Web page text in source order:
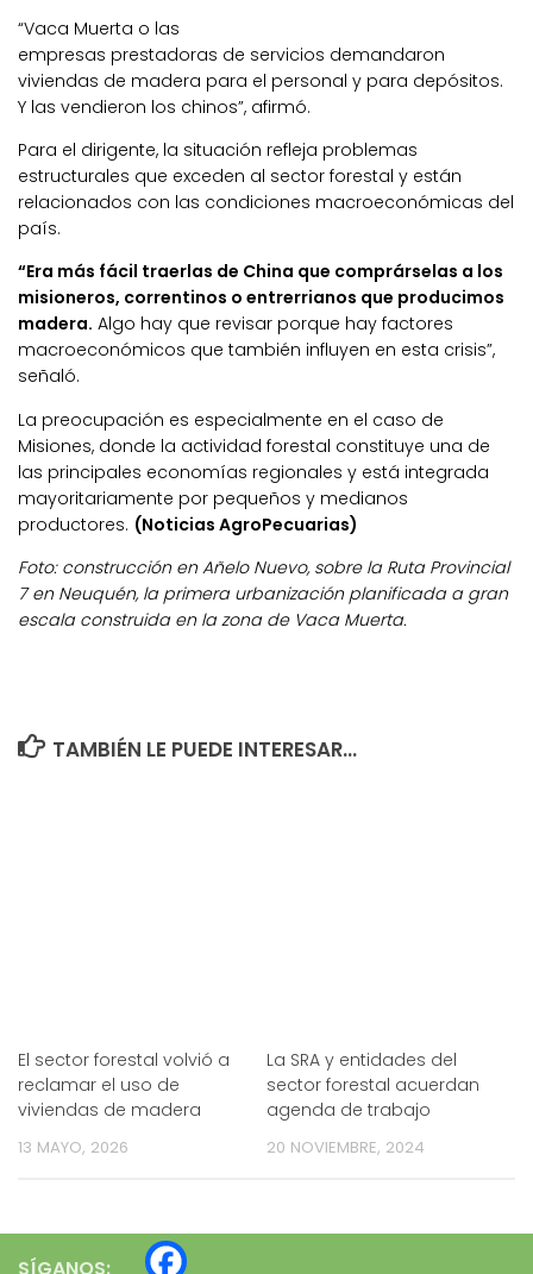
“Vaca Muerta o las
empresas prestadoras de servicios demandaron
viviendas de madera para el personal y para depósitos.
Y las vendieron los chinos”, afirmó.
Para el dirigente, la situación refleja problemas
estructurales que exceden al sector forestal y están
relacionados con las condiciones macroeconómicas del
país.
“Era más fácil traerlas de China que comprárselas a los
misioneros, correntinos o entrerrianos que producimos
madera. Algo hay que revisar porque hay factores
macroeconómicos que también influyen en esta crisis”,
señaló.
La preocupación es especialmente en el caso de
Misiones, donde la actividad forestal constituye una de
las principales economías regionales y está integrada
mayoritariamente por pequeños y medianos
productores. (Noticias AgroPecuarias)
Foto: construcción en Añelo Nuevo, sobre la Ruta Provincial
7 en Neuquén, la primera urbanización planificada a gran
escala construida en la zona de Vaca Muerta.
TAMBIÉN LE PUEDE INTERESAR...
El sector forestal volvió a
reclamar el uso de
viviendas de madera
13 MAYO, 2026
La SRA y entidades del
sector forestal acuerdan
agenda de trabajo
20 NOVIEMBRE, 2024
SÍGANOS: